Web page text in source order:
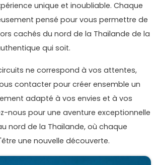
unique et inoubliable. Chaque
pensé pour vous permettre de
cachés du nord de la Thaïlande de la
qui soit.
ne correspond à vos attentes,
contacter pour créer ensemble un
adapté à vos envies et à vos
nous pour une aventure exceptionnelle
nord de la Thaïlande, où chaque
une nouvelle découverte.